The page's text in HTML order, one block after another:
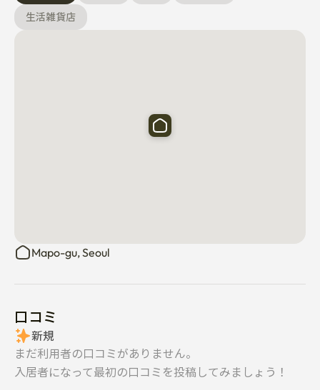
✔ 西江大学徒歩圏内
新村駅から徒歩約3分
西江大学徒歩圏内
延世大学 / 梨花女子大学近く
生活雑貨店
Mapo-gu, Seoul
口コミ
新規
まだ利用者の口コミがありません。
入居者になって最初の口コミを投稿してみましょう！